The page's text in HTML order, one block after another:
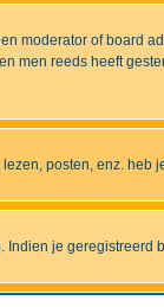
moderator of
men reeds heeft
posten, enz.
je